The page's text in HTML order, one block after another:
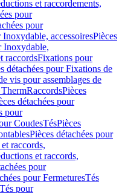
et raccordements,
pour
pour
accessoiresPièces
Inoxydable,
raccordsFixations pour
détachées pour Fixations de
vis pour assemblages de
RaccordsPièces
détachées pour
pour
CoudesTésPièces
Pièces détachées pour
raccords,
et raccords,
pour
pour FermeturesTés
pour